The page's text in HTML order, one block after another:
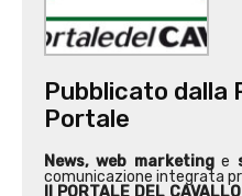
Pubblicato dalla
Portale
News, web marketinge
comunicazione integrata
Il PORTALE DEL CAVALLO